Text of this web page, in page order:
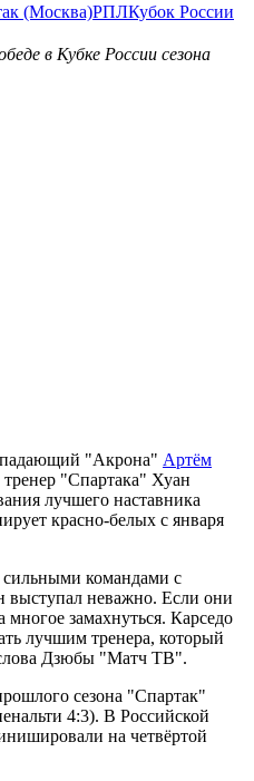
(Москва)РПЛКубок России
в Кубке России сезона
"Акрона" Артём
тренер "Спартака" Хуан
лучшего наставника
красно-белых с января
сильными командами с
выступал неважно. Если они
многое замахнуться. Карседо
лучшим тренера, который
Дзюбы "Матч ТВ".
сезона "Спартак"
4:3). В Российской
на четвёртой